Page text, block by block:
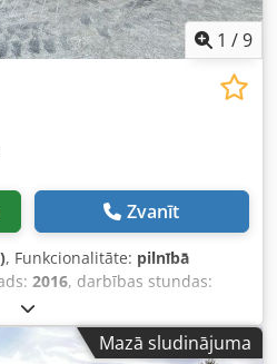
1 /9
Zvanīt
, Funkcionalitāte: pilnībā
2016, darbības stundas:
* Darba svars 15 700 kg
jauda 77 kW * Roadliner
mehānisms * kondicionieris
Mazā sludinājuma